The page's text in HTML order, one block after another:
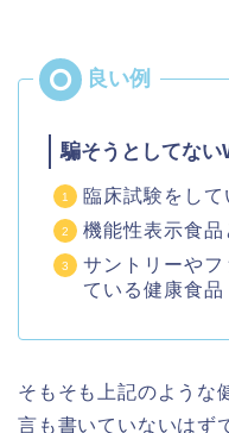
騙そうとしてない
臨床試験をして
機能性表示食品
サントリーや
ている健康食品
そもそも上記のような
言も書いていないはず